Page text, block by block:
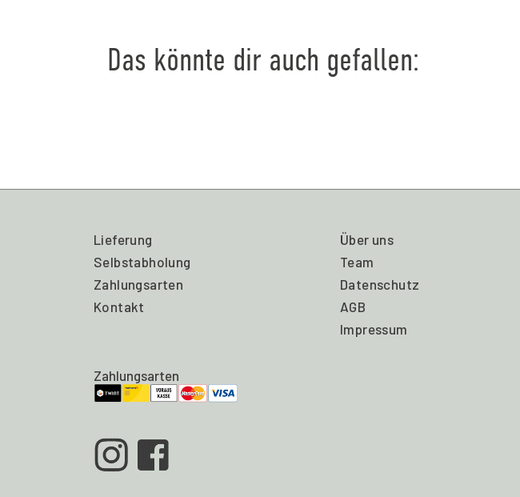
Das könnte dir auch gefallen:
Lieferung
Selbstabholung
Zahlungsarten
Kontakt
Über uns
Team
Datenschutz
AGB
Impressum
Zahlungsarten